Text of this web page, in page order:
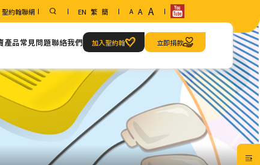
聖約翰聯網 EN 繁 簡 A A A
當值服務
產品常見問題聯絡我們
我們的地址
加入聖約翰 立即捐款